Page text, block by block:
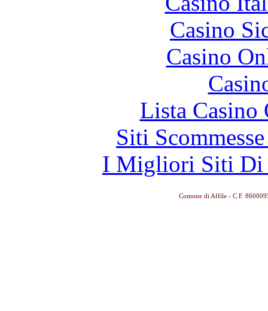
Casino
Casino
Lista
Siti
I Migliori Siti Di
Comune di Affile - C.F.